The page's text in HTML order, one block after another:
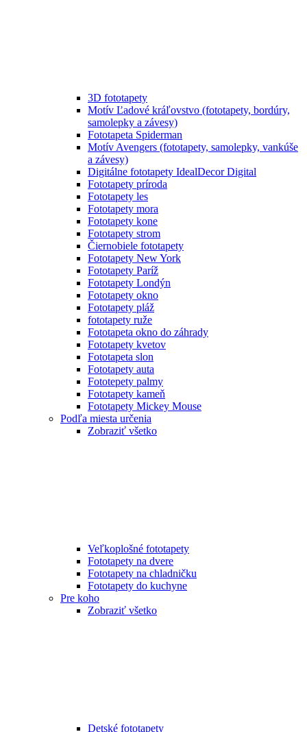
3D fototapety
Motív Ľadové kráľovstvo (fototapety, bordúry,
samolepky a závesy)
Fototapeta Spiderman
Motív Avengers (fototapety, samolepky, vankúše
a závesy)
Digitálne fototapety IdealDecor Digital
Fototapety príroda
Fototapety les
Fototapety mora
Fototapety kone
Fototapety strom
Čiernobiele fototapety
Fototapety New York
Fototapety Paríž
Fototapety Londýn
Fototapety okno
Fototapety pláž
fototapety ruže
Fototapeta okno do záhrady
Fototapety kvetov
Fototapeta slon
Fototapety auta
Fototepety palmy
Fototapety kameň
Fototapety Mickey Mouse
Podľa miesta určenia
Zobraziť všetko
Veľkoplošné fototapety
Fototapety na dvere
Fototapety na chladničku
Fototapety do kuchyne
Pre koho
Zobraziť všetko
Detské fototapety